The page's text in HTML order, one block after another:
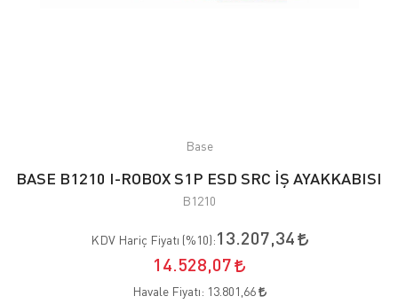
Base
BASE B1210 I-ROBOX S1P ESD SRC İŞ AYAKKABISI
B1210
KDV Hariç Fiyatı (%10):13.207,34
14.528,07
Havale Fiyatı: 13.801,66